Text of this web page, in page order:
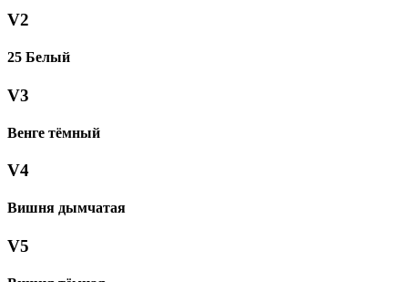
V2
25 Белый
V3
Венге тёмный
V4
Вишня дымчатая
V5